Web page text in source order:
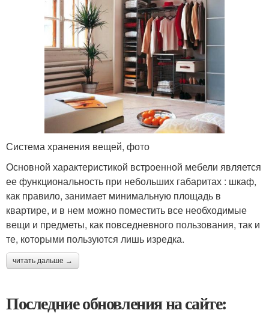
Система хранения вещей, фото
Основной характеристикой встроенной мебели является
ее функциональность при небольших габаритах : шкаф,
как правило, занимает минимальную площадь в
квартире, и в нем можно поместить все необходимые
вещи и предметы, как повседневного пользования, так и
те, которыми пользуются лишь изредка.
читать дальше →
Последние обновления на сайте: